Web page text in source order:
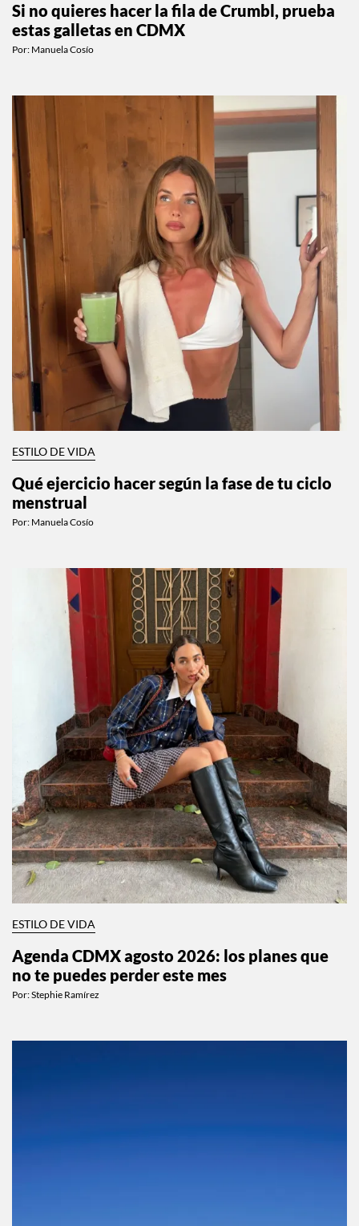
Si no quieres hacer la fila de Crumbl, prueba
estas galletas en CDMX
Por: Manuela Cosío
ESTILO DE VIDA
Qué ejercicio hacer según la fase de tu ciclo
menstrual
Por: Manuela Cosío
ESTILO DE VIDA
Agenda CDMX agosto 2026: los planes que
no te puedes perder este mes
Por:Stephie Ramírez